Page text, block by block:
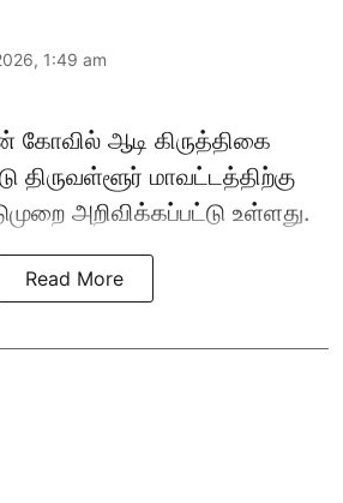
1:49 am
கோவில் ஆடி கிருத்திகை
திருவள்ளூர் மாவட்டத்திற்கு
அறிவிக்கப்பட்டு உள்ளது.
Read More